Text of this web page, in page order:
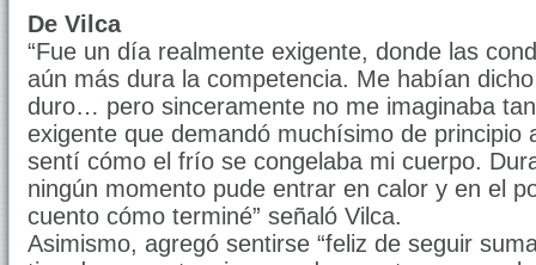
De Vilca
“Fue un día realmente exigente, donde las
aún más dura la competencia. Me habían
duro… pero sinceramente no me imaginaba
exigente que demandó muchísimo de principio
sentí cómo el frío se congelaba mi cuerpo.
ningún momento pude entrar en calor y en el
cuento cómo terminé” señaló Vilca.
Asimismo, agregó sentirse “feliz de seguir